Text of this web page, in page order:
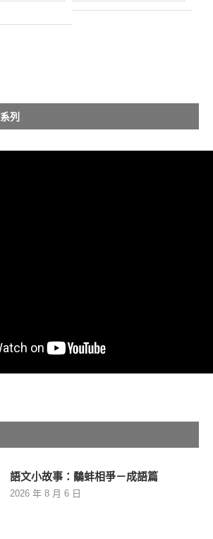
列
語文小故事：鷸蚌相爭－成語篇
2026 年 8 月 6 日